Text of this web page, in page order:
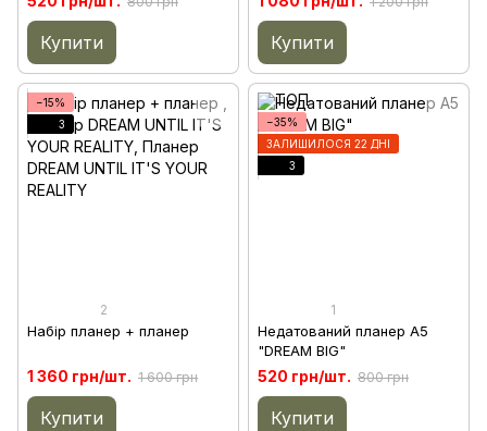
Купити Купити
−15%
3
2
Набір планер + планер
1 360 грн/шт. 1 600 грн
Купити
−35%
ЗАЛИШИЛОСЯ 22 ДНІ
3
1
Недатований планер A5
"DREAM BIG"
520 грн/шт. 800 грн
Купити